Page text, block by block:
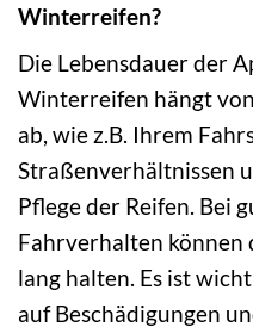
Winterreifen?
Die Lebensdauer der
Winterreifen hängt
ab, wie z.B. Ihrem
Straßenverhältnissen
Pflege der Reifen. Bei
Fahrverhalten können
lang halten. Es ist
auf Beschädigungen